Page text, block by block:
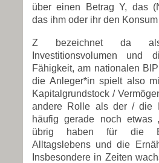
über einen Betrag Y, das
das ihm oder ihr den
Z bezeichnet da
Investitionsvolumen und
Fähigkeit, am nationalen
die Anleger*in spielt also
Kapitalgrundstock /
andere Rolle als der / die
häufig gerade noch etwas
übrig haben für die
Alltagslebens und die
Insbesondere in Zeiten